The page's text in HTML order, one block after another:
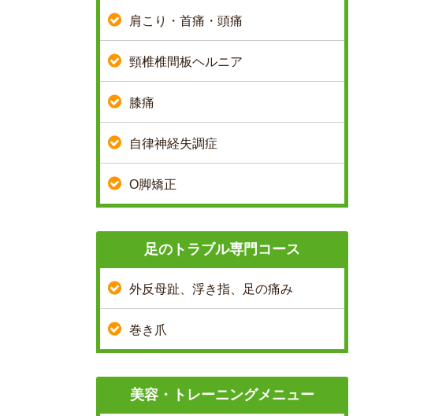
肩こり・首痛・頭痛
頸椎椎間板ヘルニア
膝痛
自律神経失調症
O脚矯正
足のトラブル専門コース
外反母趾、浮き指、足の痛み
巻き爪
美容・トレーニングメニュー